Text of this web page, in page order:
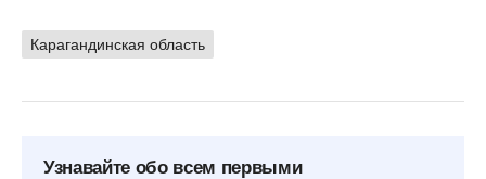
Карагандинская область
Узнавайте обо всем первыми